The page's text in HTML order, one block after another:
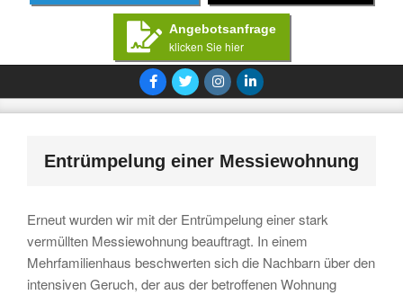
Angebotsanfrage
klicken Sie hier
Navigation
Menu
Entrümpelung einer Messiewohnung
Erneut wurden wir mit der Entrümpelung einer stark
vermüllten Messiewohnung beauftragt. In einem
Mehrfamilienhaus beschwerten sich die Nachbarn über den
intensiven Geruch, der aus der betroffenen Wohnung